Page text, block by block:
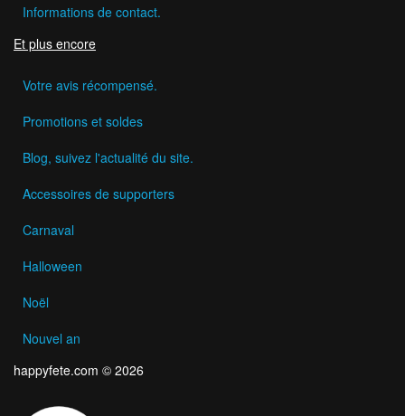
Informations de contact.
Et plus encore
Votre avis récompensé.
Promotions et soldes
Blog, suivez l'actualité du site.
Accessoires de supporters
Carnaval
Halloween
Noël
Nouvel an
happyfete.com © 2026